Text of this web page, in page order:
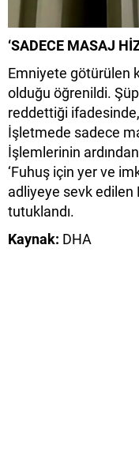
‘SADECE MASAJ
Emniyete götürülen
olduğu öğrenildi.
reddettiği
İşletmede sadece
İşlemlerinin
‘Fuhuş için yer ve
adliyeye sevk edilen
tutuklandı.
Kaynak: DHA